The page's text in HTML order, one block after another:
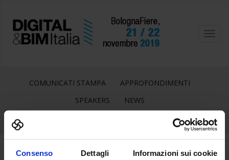
Consenso Dettagli Informazioni sui cookie
COMUNICATI STAMPA
APPROFONDIMENTI
SPEAKERS
NEWS